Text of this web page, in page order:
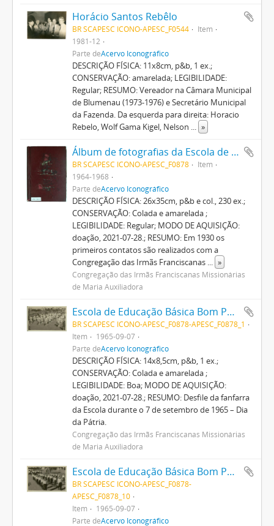
Horácio Santos Rebêlo
BR SCAPESC ICONO-APESC_F0544
Item
1981-12
Parte deAcervo Iconográfico
DESCRIÇÃO FÍSICA: 11x8cm, p&b, 1 ex.;
CONSERVAÇÃO: amarelada; LEGIBILIDADE:
Regular; RESUMO: Vereador na Câmara Municipal
de Blumenau (1973-1976) e Secretário Municipal
da Fazenda. Da esquerda para direita: Horacio
Rebelo, Wolf Gama Kigel, Nelson ... »
Álbum de fotografias da Escola de Educação Básica Bom Pastor
BR SCAPESC ICONO-APESC_F0878
Item
1964-1968
Parte deAcervo Iconográfico
DESCRIÇÃO FÍSICA: 26x35cm, p&b e col., 230 ex.;
CONSERVAÇÃO: Colada e amarelada ;
LEGIBILIDADE: Regular; MODO DE AQUISIÇÃO:
doação, 2021-07-28.; RESUMO: Em 1930 os
primeiros contatos são realizados com a
Congregação das Irmãs Franciscanas ... »
Congregação das Irmãs Franciscanas Missionárias
de Maria Auxiliadora
Escola de Educação Básica Bom Pastor
BR SCAPESC ICONO-APESC_F0878-APESC_F0878_1
Item
1965-09-07
Parte deAcervo Iconográfico
DESCRIÇÃO FÍSICA: 14x8,5cm, p&b, 1 ex.;
CONSERVAÇÃO: Colada e amarelada ;
LEGIBILIDADE: Boa; MODO DE AQUISIÇÃO:
doação, 2021-07-28.; RESUMO: Desfile da fanfarra
da Escola durante o 7 de setembro de 1965 – Dia
da Pátria.
Congregação das Irmãs Franciscanas Missionárias
de Maria Auxiliadora
Escola de Educação Básica Bom Pastor
BR SCAPESC ICONO-APESC_F0878-
APESC_F0878_10
Item
1965-09-07
Parte deAcervo Iconográfico